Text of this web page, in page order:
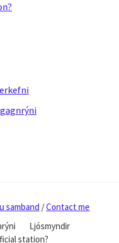
samband /Contact me
Ljósmyndir
station?